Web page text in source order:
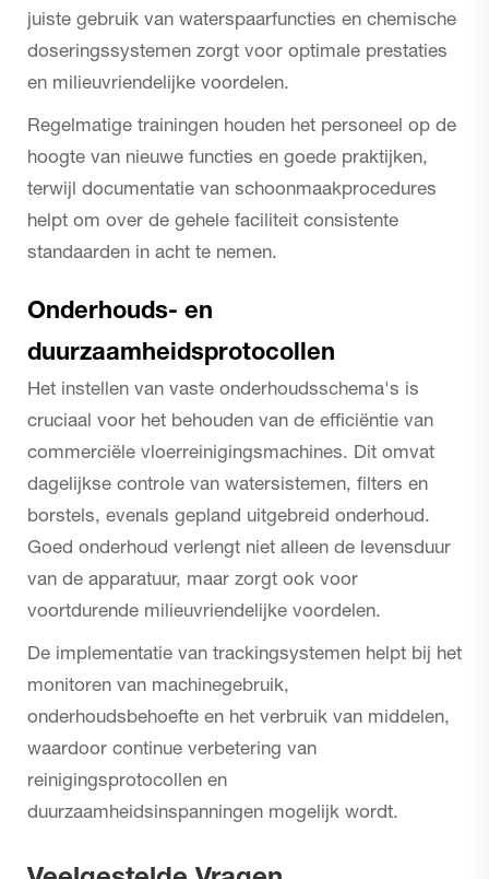
juiste gebruik van waterspaarfuncties en chemische
doseringssystemen zorgt voor optimale prestaties
en milieuvriendelijke voordelen.
Regelmatige trainingen houden het personeel op de
hoogte van nieuwe functies en goede praktijken,
terwijl documentatie van schoonmaakprocedures
helpt om over de gehele faciliteit consistente
standaarden in acht te nemen.
Onderhouds- en
duurzaamheidsprotocollen
Het instellen van vaste onderhoudsschema's is
cruciaal voor het behouden van de efficiëntie van
commerciële vloerreinigingsmachines. Dit omvat
dagelijkse controle van watersistemen, filters en
borstels, evenals gepland uitgebreid onderhoud.
Goed onderhoud verlengt niet alleen de levensduur
van de apparatuur, maar zorgt ook voor
voortdurende milieuvriendelijke voordelen.
De implementatie van trackingsystemen helpt bij het
monitoren van machinegebruik,
onderhoudsbehoefte en het verbruik van middelen,
waardoor continue verbetering van
reinigingsprotocollen en
duurzaamheidsinspanningen mogelijk wordt.